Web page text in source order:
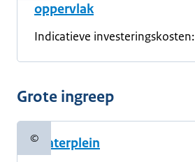
oppervlak
Indicatieve investeringskosten:
Grote ingreep
©Copyrightinformatie
Waterplein